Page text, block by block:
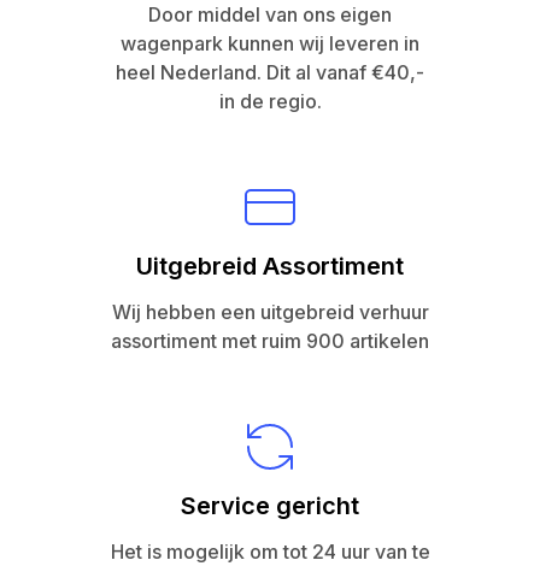
Door middel van ons eigen
wagenpark kunnen wij leveren in
heel Nederland. Dit al vanaf €40,-
in de regio.
Uitgebreid Assortiment
Wij hebben een uitgebreid verhuur
assortiment met ruim 900 artikelen
Service gericht
Het is mogelijk om tot 24 uur van te